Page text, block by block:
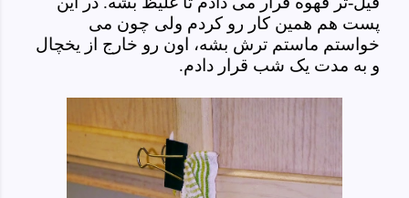
پست هم همین کار رو کردم ولی چون می
خواستم ماستم ترش بشه، اون رو خارج از یخچال
و به مدت یک شب قرار دادم.